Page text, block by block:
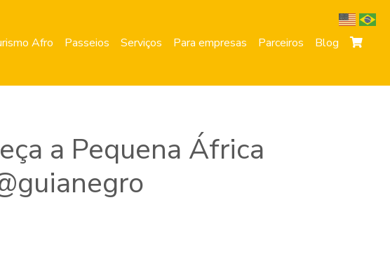
Afro Passeios Serviços Para empresas Parceiros Blog
a Pequena África